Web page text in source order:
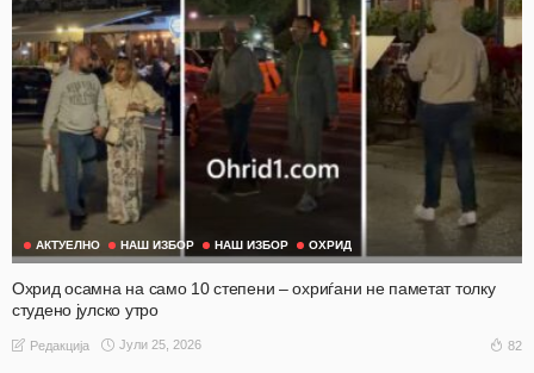
АКТУЕЛНО НАШ ИЗБОР НАШ ИЗБОР ОХРИД
Охрид осамна на само 10 степени – охриѓани не паметат толку
студено јулско утро
Редакција Јули 25, 2026 82